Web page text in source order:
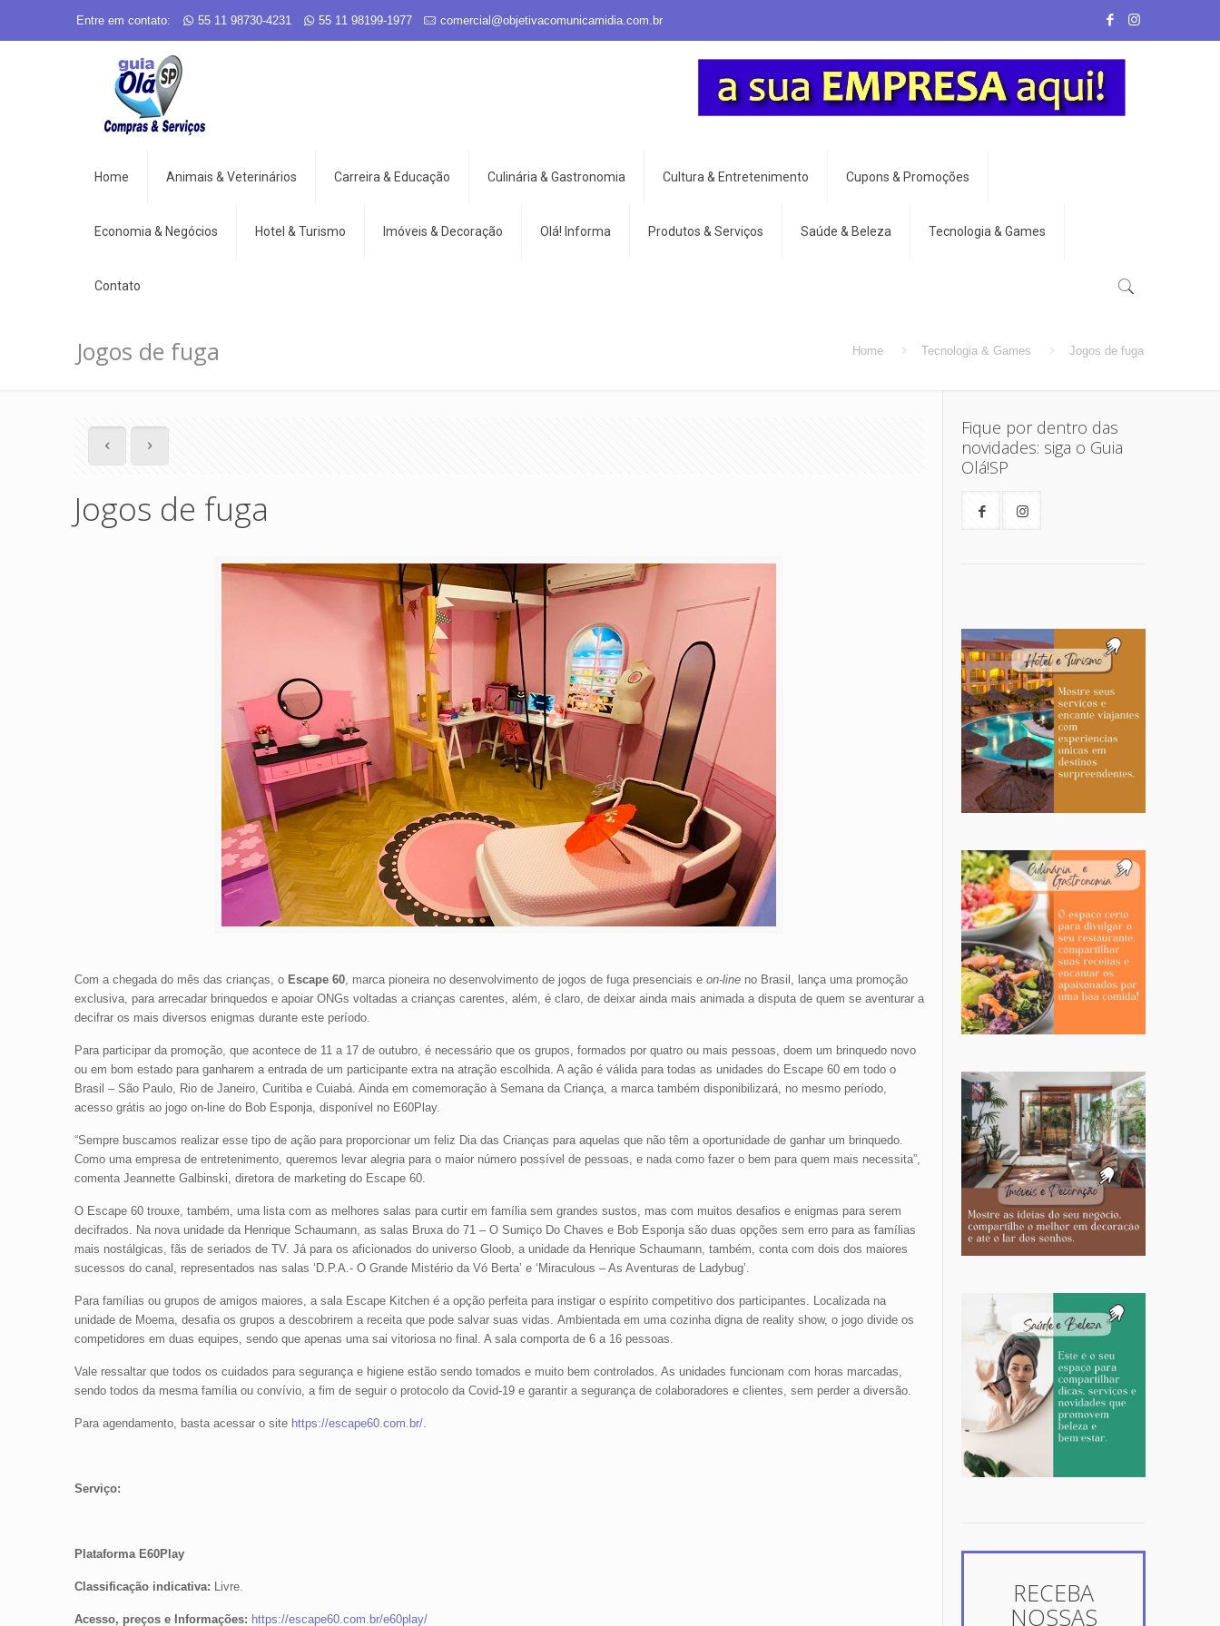
Entre em contato: 55 11 98730-4231 55 11 98199-1977 comercial@objetivacomunicamidia.com.br
Home Animais & Veterinários Carreira & Educação Culinária & Gastronomia Cultura & Entretenimento Cupons & Promoções
Economia & Negócios Hotel & Turismo Imóveis & Decoração Olá! Informa Produtos & Serviços Saúde & Beleza Tecnologia & Games
Contato
Jogos de fuga Home Tecnologia & Games Jogos de fuga
Jogos de fuga
Com a chegada do mês das crianças, o Escape 60, marca pioneira no desenvolvimento de jogos de fuga presenciais e on-lineno Brasil, lança uma promoção
exclusiva, para arrecadar brinquedos e apoiar ONGs voltadas a crianças carentes, além, é claro, de deixar ainda mais animada a disputa de quem se aventurar a
decifrar os mais diversos enigmas durante este período.
Para participar da promoção, que acontece de 11 a 17 de outubro, é necessário que os grupos, formados por quatro ou mais pessoas, doem um brinquedo novo
ou em bom estado para ganharem a entrada de um participante extra na atração escolhida. A ação é válida para todas as unidades do Escape 60 em todo o
Brasil – São Paulo, Rio de Janeiro, Curitiba e Cuiabá. Ainda em comemoração à Semana da Criança, a marca também disponibilizará, no mesmo período,
acesso grátis ao jogo on-line do Bob Esponja, disponível no E60Play.
“Sempre buscamos realizar esse tipo de ação para proporcionar um feliz Dia das Crianças para aquelas que não têm a oportunidade de ganhar um brinquedo.
Como uma empresa de entretenimento, queremos levar alegria para o maior número possível de pessoas, e nada como fazer o bem para quem mais necessita”,
comenta Jeannette Galbinski, diretora de marketing do Escape 60.
O Escape 60 trouxe, também, uma lista com as melhores salas para curtir em família sem grandes sustos, mas com muitos desafios e enigmas para serem
decifrados. Na nova unidade da Henrique Schaumann, as salas Bruxa do 71 – O Sumiço Do Chaves e Bob Esponja são duas opções sem erro para as famílias
mais nostálgicas, fãs de seriados de TV. Já para os aficionados do universo Gloob, a unidade da Henrique Schaumann, também, conta com dois dos maiores
sucessos do canal, representados nas salas ‘D.P.A.- O Grande Mistério da Vó Berta’ e ‘Miraculous – As Aventuras de Ladybug’.
Para famílias ou grupos de amigos maiores, a sala Escape Kitchen é a opção perfeita para instigar o espírito competitivo dos participantes. Localizada na
unidade de Moema, desafia os grupos a descobrirem a receita que pode salvar suas vidas. Ambientada em uma cozinha digna de reality show, o jogo divide os
competidores em duas equipes, sendo que apenas uma sai vitoriosa no final. A sala comporta de 6 a 16 pessoas.
Vale ressaltar que todos os cuidados para segurança e higiene estão sendo tomados e muito bem controlados. As unidades funcionam com horas marcadas,
sendo todos da mesma família ou convívio, a fim de seguir o protocolo da Covid-19 e garantir a segurança de colaboradores e clientes, sem perder a diversão.
Para agendamento, basta acessar o site https://escape60.com.br/.
Serviço:
Plataforma E60Play
Classificação indicativa: Livre.
Acesso, preços e Informações: https://escape60.com.br/e60play/
Fique por dentro das
novidades: siga o Guia
Olá!SP
RECEBA
NOSSAS